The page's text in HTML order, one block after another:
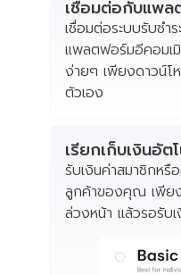
เชื่อมต่อกับแพ
เชื่อมต่อระบบรับชำ
แพลตฟอร์มอีคอมเ
ง่ายๆ เพียงดาวน์โ
ตัวเอง
เรียกเก็บเงินอัต
รับเงินค่าสมาชิกหรื
ลูกค้าของคุณ เพียง
ล่วงหน้า แล้วรอรับ